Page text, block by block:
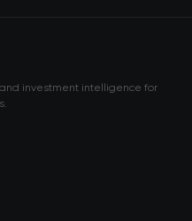
investment intelligence for